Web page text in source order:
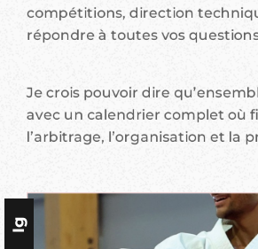
compétitions, direction
répondre à toutes vos
Je crois pouvoir dire
avec un calendrier complet où
l’arbitrage, l’organisation et la
Ig